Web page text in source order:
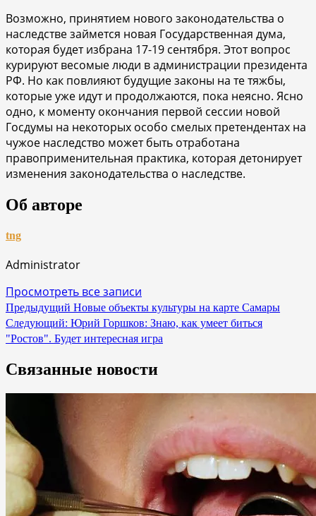
Возможно, принятием нового законодательства о
наследстве займется новая Государственная дума,
которая будет избрана 17-19 сентября. Этот вопрос
курируют весомые люди в администрации президента
РФ. Но как повлияют будущие законы на те тяжбы,
которые уже идут и продолжаются, пока неясно. Ясно
одно, к моменту окончания первой сессии новой
Госдумы на некоторых особо смелых претендентах на
чужое наследство может быть отработана
правоприменительная практика, которая детонирует
изменения законодательства о наследстве.
Об авторе
tng
Administrator
Просмотреть все записи
Навигация
по
записям
Предыдущий Новые объекты культуры на карте Самары
Следующий: Юрий Горшков: Знаю, как умеет биться
"Ростов". Будет интересная игра
Связанные новости